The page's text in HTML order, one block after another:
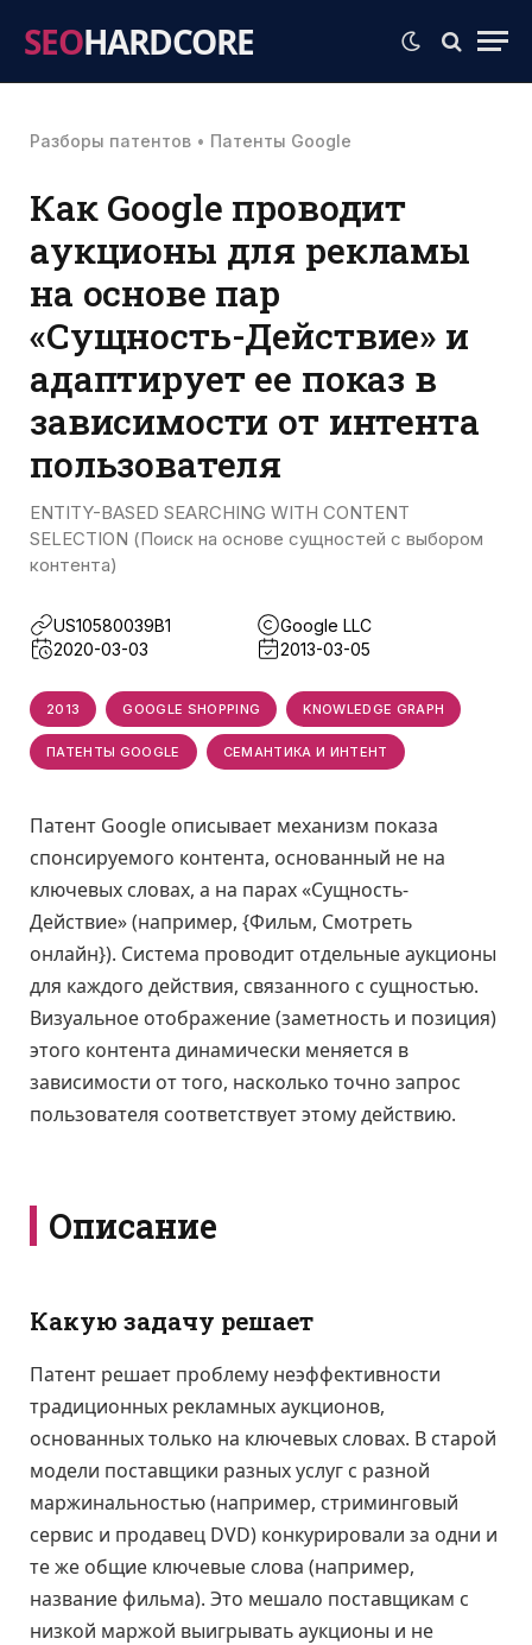
SEOHARDCORE
Разборы патентов • Патенты Google
Как Google проводит
аукционы для рекламы
на основе пар
«Сущность-Действие» и
адаптирует ее показ в
зависимости от интента
пользователя
ENTITY-BASED SEARCHING WITH CONTENT
SELECTION (Поиск на основе сущностей с выбором
контента)
US10580039B1
Google LLC
2020-03-03
2013-03-05
2013 GOOGLE SHOPPING KNOWLEDGE GRAPH
ПАТЕНТЫ GOOGLE СЕМАНТИКА И ИНТЕНТ
Патент Google описывает механизм показа
спонсируемого контента, основанный не на
ключевых словах, а на парах «Сущность-
Действие» (например, {Фильм, Смотреть
онлайн}). Система проводит отдельные аукционы
для каждого действия, связанного с сущностью.
Визуальное отображение (заметность и позиция)
этого контента динамически меняется в
зависимости от того, насколько точно запрос
пользователя соответствует этому действию.
Описание
Какую задачу решает
Патент решает проблему неэффективности
традиционных рекламных аукционов,
основанных только на ключевых словах. В старой
модели поставщики разных услуг с разной
маржинальностью (например, стриминговый
сервис и продавец DVD) конкурировали за одни и
те же общие ключевые слова (например,
название фильма). Это мешало поставщикам с
низкой маржой выигрывать аукционы и не